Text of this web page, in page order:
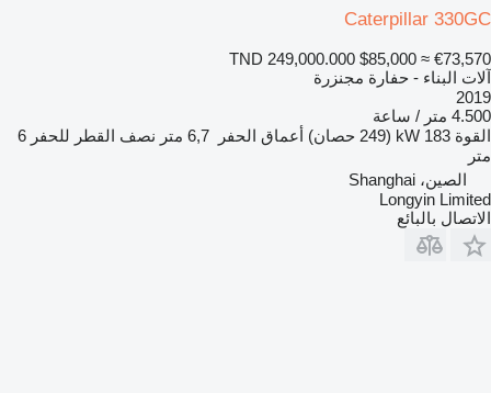
Caterpillar 330GC
TND 249,000.000 $85,000 ≈ €73,570
آلات البناء - حفارة مجنزرة
2019
4.500 متر / ساعة
القوة 183 kW (249 حصان) أعماق الحفر 6,7 متر نصف القطر للحفر 6
متر
الصين، Shanghai
Longyin Limited
الاتصال بالبائع